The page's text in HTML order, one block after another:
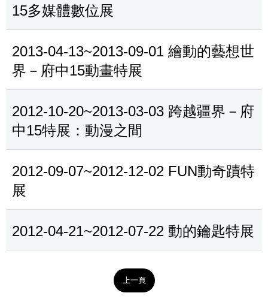
15多媒體數位展
2013-04-13~2013-09-01 繪動的藝想世
界－府中15動畫特展
2012-10-20~2013-03-03 跨越疆界－府
中15特展：動漫之間
2012-09-07~2012-12-02 FUN動奇蹟特
展
2012-04-21~2012-07-22 動的鑰匙特展
上一頁